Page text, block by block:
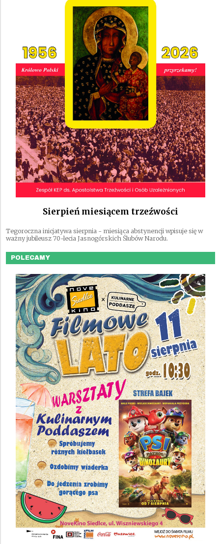
Sierpień miesiącem trzeźwości
Tegoroczna inicjatywa sierpnia - miesiąca abstynencji wpisuje się w
ważny jubileusz 70-lecia Jasnogórskich Ślubów Narodu.
POLECAMY